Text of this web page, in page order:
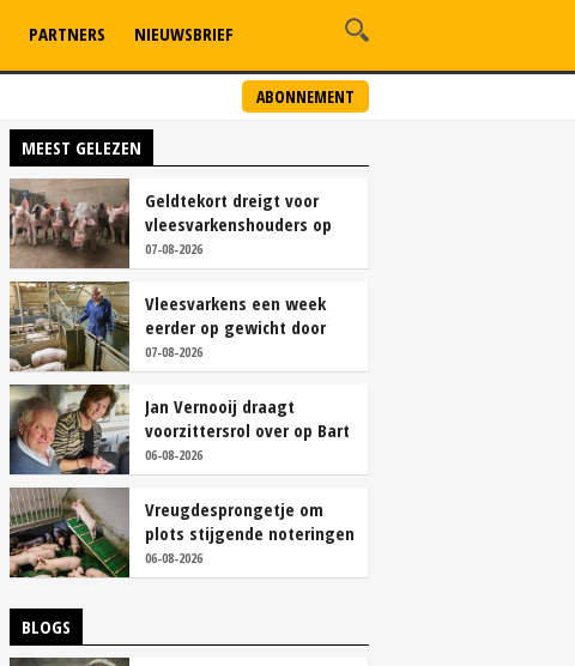
ABONNEMENT
PARTNERS NIEUWSBRIEF
MEEST GELEZEN
Geldtekort dreigt voor
vleesvarkenshouders op
vrije markt
07-08-2026
Vleesvarkens een week
eerder op gewicht door
continu aanbod van
brijvoer
07-08-2026
Jan Vernooij draagt
voorzittersrol over op Bart
Camps
06-08-2026
Vreugdesprongetje om
plots stijgende noteringen
06-08-2026
BLOGS